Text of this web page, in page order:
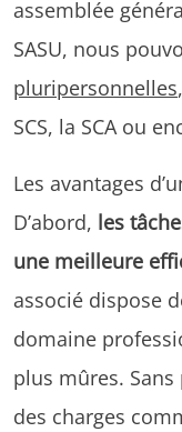
assemblée
SASU, nous
pluripersonnelles
SCS, la SCA ou
Les avantages
D’abord, les
une meilleure
associé dispose
domaine
plus mûres.
des charges